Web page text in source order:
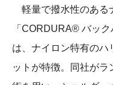
軽量で撥水性のある
「CORDURA® バッ
は、ナイロン特有のハ
ットが特徴。同社が